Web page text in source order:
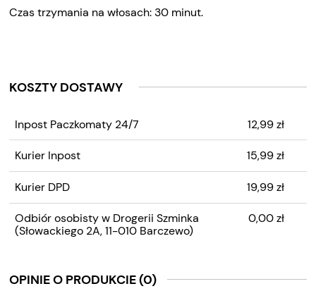
Czas trzymania na włosach: 30 minut.
KOSZTY DOSTAWY
EWENTUALNYCH KOSZTÓW
Inpost Paczkomaty 24/7 12,99 zł
Kurier Inpost 15,99 zł
Kurier DPD 19,99 zł
Odbiór osobisty w Drogerii Szminka
(Słowackiego 2A, 11-010 Barczewo)
0,00 zł
OPINIE O PRODUKCIE (0)